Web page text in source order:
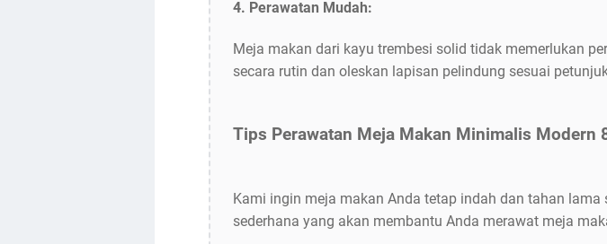
4. Perawatan Mudah:
Meja makan dari kayu trembesi solid tidak memerlukan
secara rutin dan oleskan lapisan pelindung sesuai
Tips Perawatan Meja Makan Minimalis Modern
Kami ingin meja makan Anda tetap indah dan tahan
sederhana yang akan membantu Anda merawat meja